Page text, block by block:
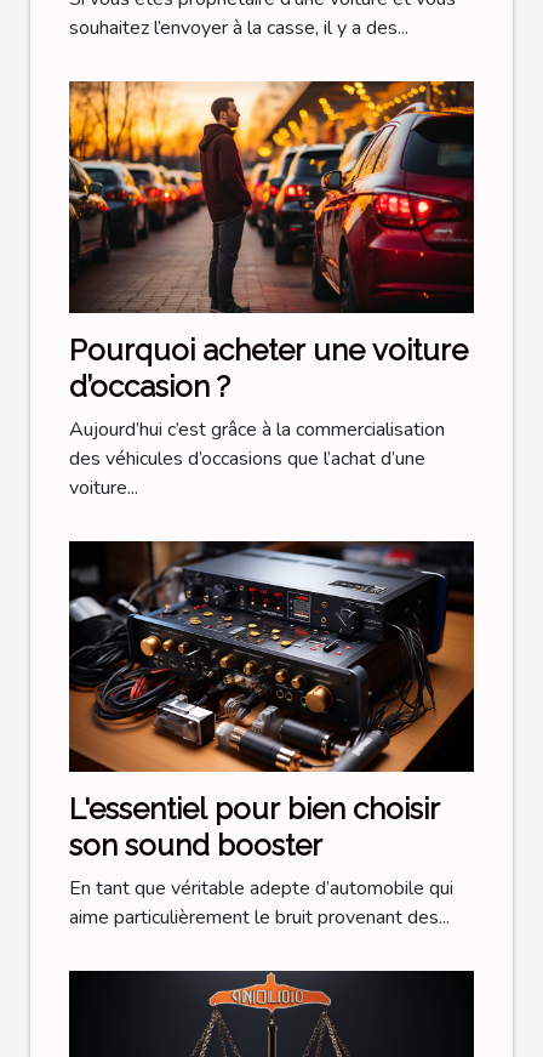
souhaitez l’envoyer à la casse, il y a des...
Pourquoi acheter une voiture
d’occasion ?
Aujourd’hui c’est grâce à la commercialisation
des véhicules d’occasions que l’achat d’une
voiture...
L'essentiel pour bien choisir
son sound booster
En tant que véritable adepte d’automobile qui
aime particulièrement le bruit provenant des...